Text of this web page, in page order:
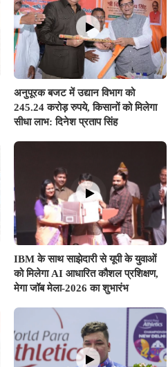
अनुपूरक बजट में उद्यान विभाग को
245.24 करोड़ रुपये, किसानों को मिलेगा
सीधा लाभ: दिनेश प्रताप सिंह
IBM के साथ साझेदारी से यूपी के युवाओं
को मिलेगा AI आधारित कौशल प्रशिक्षण,
मेगा जॉब मेला-2026 का शुभारंभ